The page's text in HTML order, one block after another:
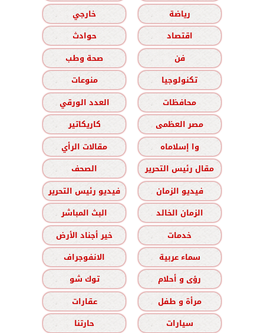
رياضة
خارجي
اقتصاد
حوادث
فن
صحة وطب
تكنولوجيا
منوعات
محافظات
العدد الورقي
مصر العظمى
كاريكاتير
وا إسلاماه
مقالات الرأي
مقال رئيس التحرير
الصحف
فيديو الزمان
فيديو رئيس التحرير
الزمان الخالد
البث المباشر
خدمات
خير أجناد الأرض
سماء عربية
الانفوجراف
رؤى و أحلام
توك شو
مرأة و طفل
عقارات
سيارات
حارتنا